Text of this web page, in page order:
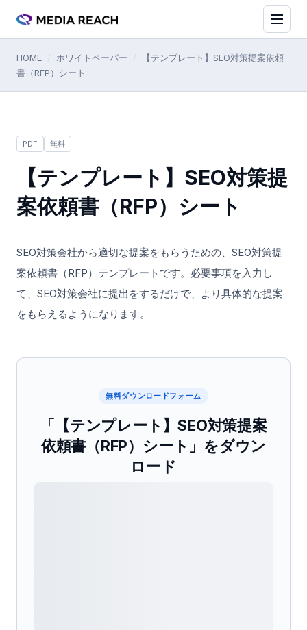
HOME ホワイトペーパー
【テンプレート】SEO対策提案依頼
書（RFP）シート
PDF 無料
【テンプレート】SEO対策提
案依頼書（RFP）シート
SEO対策会社から適切な提案をもらうための、SEO対策提
案依頼書（RFP）テンプレートです。必要事項を入力し
て、SEO対策会社に提出をするだけで、より具体的な提案
をもらえるようになります。
無料ダウンロードフォーム
「【テンプレート】SEO対策提案
依頼書（RFP）シート」をダウン
ロード